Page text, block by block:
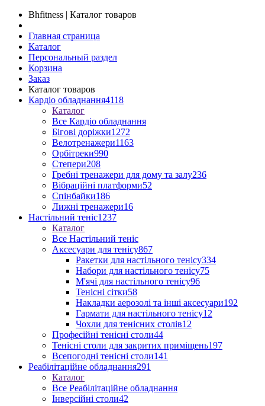
Bhfitness | Каталог товаров
Главная страница
Каталог
Персональный раздел
Корзина
Заказ
Каталог товаров
Кардіо обладнання4118
Каталог
Все Кардіо обладнання
Бігові доріжки1272
Велотренажери1163
Орбітреки990
Степери208
Гребні тренажери для дому та залу236
Вібраційні платформи52
Спінбайки186
Лижні тренажери16
Настільний теніс1237
Каталог
Все Настільний теніс
Аксесуари для тенісу867
Ракетки для настільного тенісу334
Набори для настільного тенісу75
М'ячі для настільного тенісу96
Тенісні сітки58
Накладки аерозолі та інші аксесуари192
Гармати для настільного тенісу12
Чохли для тенісних столів12
Професійні тенісні столи44
Тенісні столи для закритих приміщень197
Всепогодні тенісні столи141
Реабілітаційне обладнання291
Каталог
Все Реабілітаційне обладнання
Інверсійні столи42